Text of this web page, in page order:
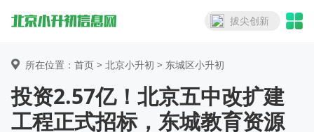
拔尖创新
所在位置：首页 > 北京小升初 > 东城区小升初
投资2.57亿！北京五中改扩建
工程正式招标，东城教育资源